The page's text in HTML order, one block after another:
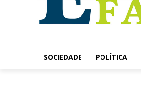
SOCIEDADE POLÍTICA